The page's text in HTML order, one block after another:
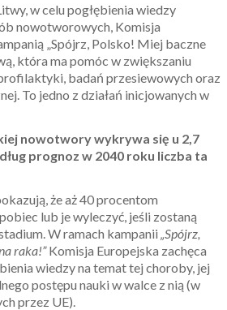
w celu pogłębienia wiedzy
nowotworowych, Komisja
„Spójrz, Polsko! Miej baczne
która ma pomóc w zwiększaniu
badań przesiewowych oraz
To jedno z działań inicjowanych w
nowotwory wykrywa się u 2,7
prognoz w 2040 roku liczba ta
że aż 40 procentom
lub je wyleczyć, jeśli zostaną
W ramach kampanii „Spójrz,
raka!”Komisja Europejska zachęca
wiedzy na temat tej choroby, jej
postępu nauki w walce z nią (w
przez UE).